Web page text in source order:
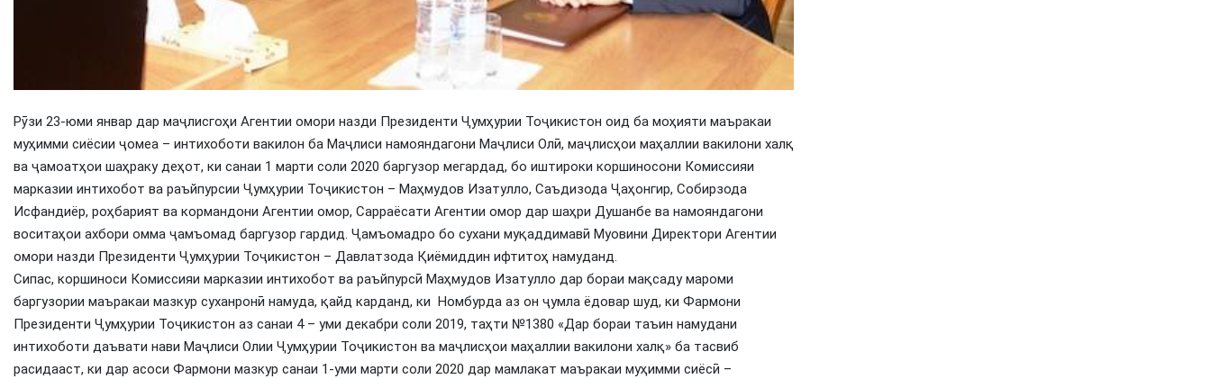
Рӯзи 23-юми январ дар маҷлисгоҳи Агентии омори назди Президенти Ҷумҳурии Тоҷикистон оид ба моҳияти маъракаи
муҳимми сиёсии ҷомеа – интихоботи вакилон ба Маҷлиси намояндагони Маҷлиси Олӣ, маҷлисҳои маҳаллии вакилони халқ
ва ҷамоатҳои шаҳраку деҳот, ки санаи 1 марти соли 2020 баргузор мегардад, бо иштироки коршиносони Комиссияи
марказии интихобот ва раъйпурсии Ҷумҳурии Тоҷикистон – Маҳмудов Изатулло, Саъдизода Ҷаҳонгир, Собирзода
Исфандиёр, роҳбарият ва кормандони Агентии омор, Сарраёсати Агентии омор дар шаҳри Душанбе ва намояндагони
воситаҳои ахбори омма ҷамъомад баргузор гардид. Ҷамъомадро бо сухани муқаддимавӣ Муовини Директори Агентии
омори назди Президенти Ҷумҳурии Тоҷикистон – Давлатзода Қиёмиддин ифтитоҳ намуданд.
Сипас, коршиноси Комиссияи марказии интихобот ва раъйпурсӣ Маҳмудов Изатулло дар бораи мақсаду мароми
баргузории маъракаи мазкур суханронӣ намуда, қайд карданд, ки Номбурда аз он ҷумла ёдовар шуд, ки Фармони
Президенти Ҷумҳурии Тоҷикистон аз санаи 4 – уми декабри соли 2019, таҳти №1380 «Дар бораи таъин намудани
интихоботи даъвати нави Маҷлиси Олии Ҷумҳурии Тоҷикистон ва маҷлисҳои маҳаллии вакилони халқ» ба тасвиб
расидааст, ки дар асоси Фармони мазкур санаи 1-уми марти соли 2020 дар мамлакат маъракаи муҳимми сиёсӣ –